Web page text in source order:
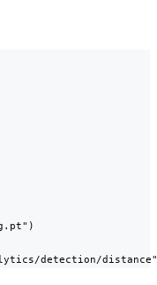
detection/